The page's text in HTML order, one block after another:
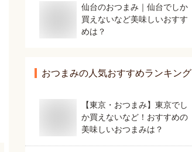
仙台のおつまみ｜仙台でしか
買えないなど美味しいおすす
めは？
おつまみの人気おすすめランキング
【東京・おつまみ】東京でし
か買えないなど！おすすめの
美味しいおつまみは？